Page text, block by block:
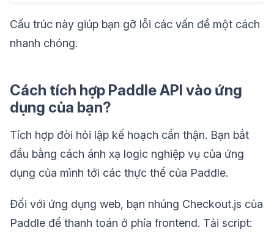
Cấu trúc này giúp bạn gỡ lỗi các vấn đề một cách
nhanh chóng.
Cách tích hợp Paddle API vào ứng
dụng của bạn?
Tích hợp đòi hỏi lập kế hoạch cẩn thận. Bạn bắt
đầu bằng cách ánh xạ logic nghiệp vụ của ứng
dụng của mình tới các thực thể của Paddle.
Đối với ứng dụng web, bạn nhúng Checkout.js của
Paddle để thanh toán ở phía frontend. Tải script: